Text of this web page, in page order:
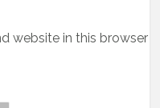
website in this browser